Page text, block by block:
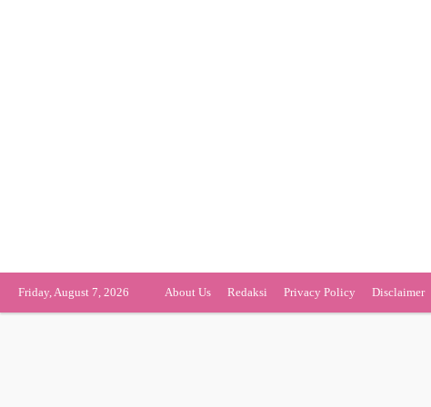
Friday, August 7, 2026 About Us Redaksi Privacy Policy Disclaimer